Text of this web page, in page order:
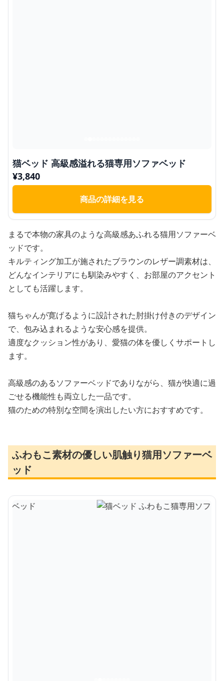
猫ベッド 高級感溢れる猫専用ソファベッド
¥3,840
商品の詳細を見る
まるで本物の家具のような高級感あふれる猫用ソファーベ
ッドです。
キルティング加工が施されたブラウンのレザー調素材は、
どんなインテリアにも馴染みやすく、お部屋のアクセント
としても活躍します。
猫ちゃんが寛げるように設計された肘掛け付きのデザイン
で、包み込まれるような安心感を提供。
適度なクッション性があり、愛猫の体を優しくサポートし
ます。
高級感のあるソファーベッドでありながら、猫が快適に過
ごせる機能性も両立した一品です。
猫のための特別な空間を演出したい方におすすめです。
ふわもこ素材の優しい肌触り猫用ソファーベ
ッド